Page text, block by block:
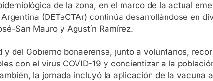
de la zona, en el marco de la actual
(DETeCTAr) continúa desarrollándose en
San Mauro y Agustín Ramírez.
del Gobierno bonaerense, junto a voluntarios,
con el virus COVID-19 y concientizar a la
la jornada incluyó la aplicación de la vacuna